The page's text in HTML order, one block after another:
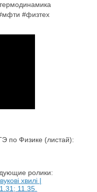
#физтех
по Физике (листай):
ролики: